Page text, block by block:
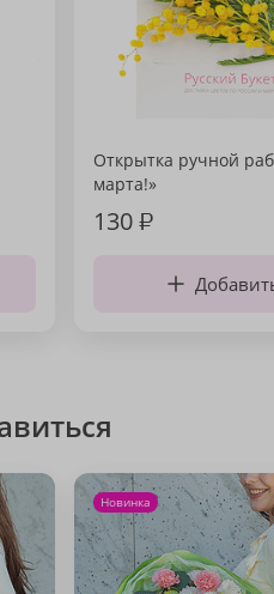
Открытка ручной
марта!»
130₽
Новинка